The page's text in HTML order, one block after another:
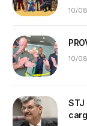
10/
10/
STJ